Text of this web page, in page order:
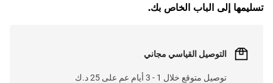
L
O
A
D
I
N
.
.
تسليمها إلى الباب الخاص بك.
التوصيل القياسي مجاني
توصيل متوقع خلال 1 - 3 أيام عم على 25 د.ك